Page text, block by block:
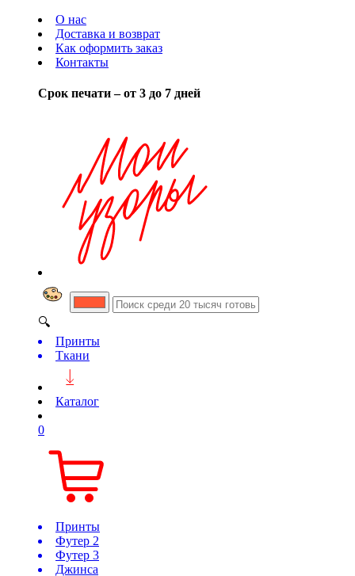
О нас
Доставка и возврат
Как оформить заказ
Контакты
Срок печати – от 3 до 7 дней
🔍
Принты
Ткани
Каталог
0
Принты
Футер 2
Футер 3
Джинса